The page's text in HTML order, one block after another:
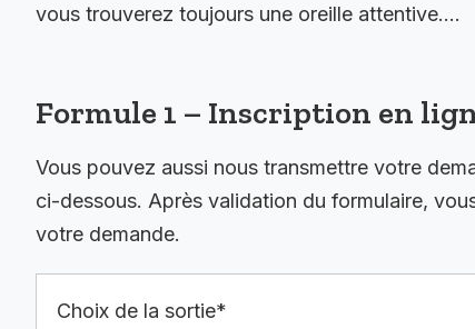
vous trouverez toujours une oreille attentive….
Formule 1 – Inscription en
Vous pouvez aussi nous transmettre votre
ci-dessous. Après validation du formulaire,
votre demande.
Choix de la sortie*